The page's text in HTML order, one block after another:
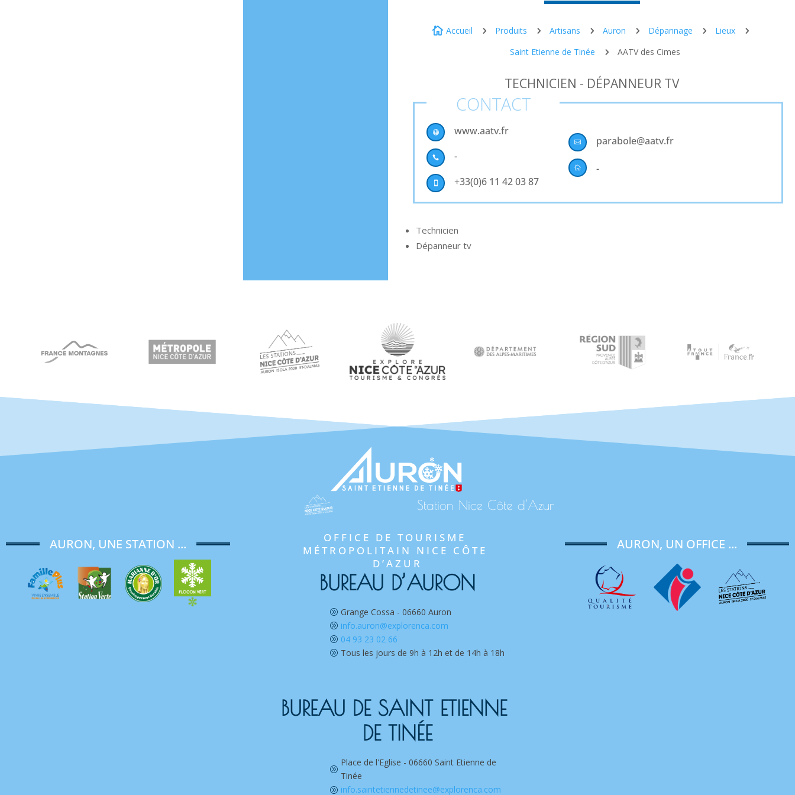
 Accueil 5 Produits 5 Artisans 5 Auron 5 Dépannage 5 Lieux 5
Saint Etienne de Tinée 5 AATV des Cimes
TECHNICIEN - DÉPANNEUR TV
CONTACT
 www.aatv.fr
 -
 +33(0)6 11 42 03 87
 parabole@aatv.fr
 -
Technicien
Dépanneur tv
Station Nice Côte d'Azur
AURON, UNE STATION ...
OFFICE DE TOURISME
MÉTROPOLITAIN NICE CÔTE
D’AZUR
BUREAU D’AURON
A Grange Cossa - 06660 Auron
A info.auron@explorenca.com
A 04 93 23 02 66
A Tous les jours de 9h à 12h et de 14h à 18h
BUREAU DE SAINT ETIENNE
DE TINÉE
A
Place de l'Eglise - 06660 Saint Etienne de
Tinée
A info.saintetiennedetinee@explorenca.com
AURON, UN OFFICE ...